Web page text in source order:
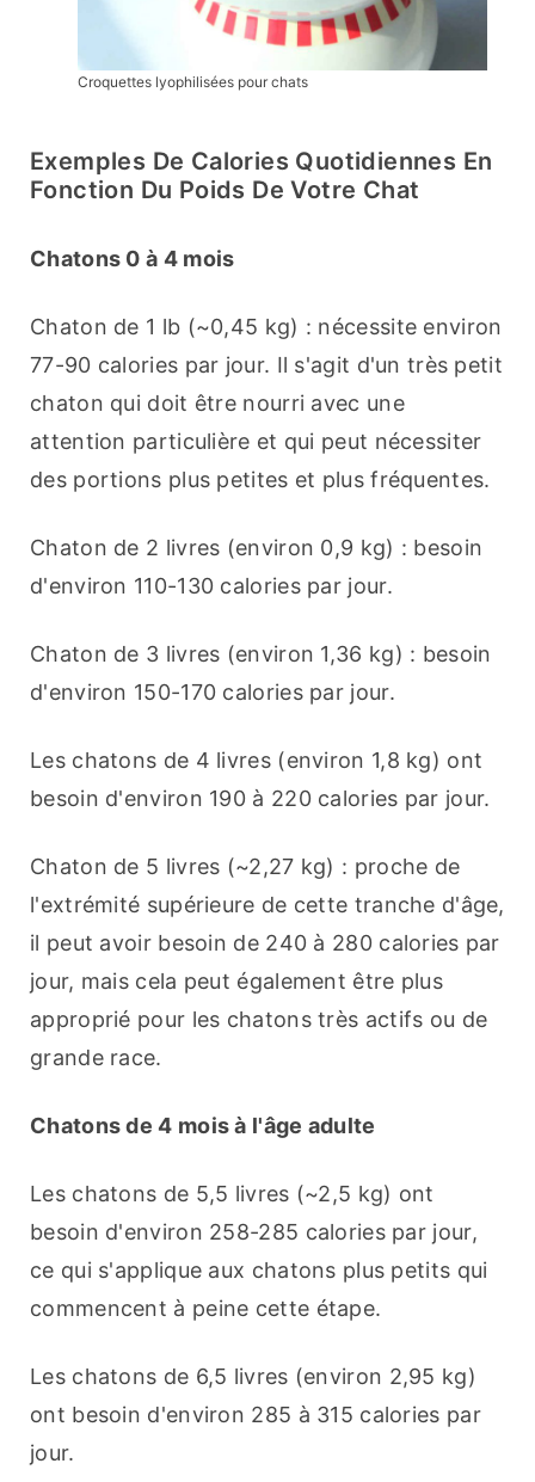
Croquettes lyophilisées pour chats
Exemples De Calories Quotidiennes En
Fonction Du Poids De Votre Chat
Chatons 0 à 4 mois
Chaton de 1 lb (~0,45 kg) : nécessite environ
77-90 calories par jour. Il s'agit d'un très petit
chaton qui doit être nourri avec une
attention particulière et qui peut nécessiter
des portions plus petites et plus fréquentes.
Chaton de 2 livres (environ 0,9 kg) : besoin
d'environ 110-130 calories par jour.
Chaton de 3 livres (environ 1,36 kg) : besoin
d'environ 150-170 calories par jour.
Les chatons de 4 livres (environ 1,8 kg) ont
besoin d'environ 190 à 220 calories par jour.
Chaton de 5 livres (~2,27 kg) : proche de
l'extrémité supérieure de cette tranche d'âge,
il peut avoir besoin de 240 à 280 calories par
jour, mais cela peut également être plus
approprié pour les chatons très actifs ou de
grande race.
Chatons de 4 mois à l'âge adulte
Les chatons de 5,5 livres (~2,5 kg) ont
besoin d'environ 258-285 calories par jour,
ce qui s'applique aux chatons plus petits qui
commencent à peine cette étape.
Les chatons de 6,5 livres (environ 2,95 kg)
ont besoin d'environ 285 à 315 calories par
jour.